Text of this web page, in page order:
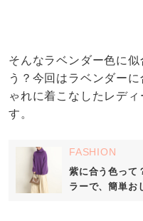
そんなラベンダー色に
う？今回はラベンダー
ゃれに着こなしたレデ
す。
FASHION
紫に合う色って
ラーで、簡単お